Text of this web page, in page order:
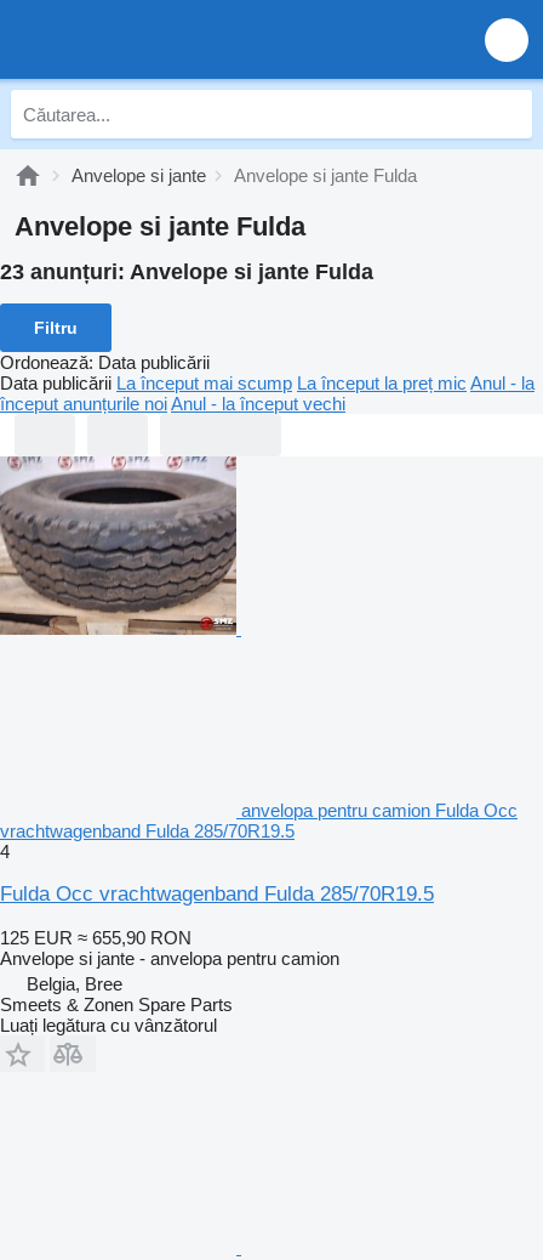
Anvelope si jante Anvelope si jante Fulda
Anvelope si jante Fulda
23 anunțuri: Anvelope si jante Fulda
Filtru
Ordonează: Data publicării
Data publicării La început mai scump La început la preț mic Anul - la
început anunțurile noiAnul - la început vechi
anvelopa pentru camion Fulda Occ
vrachtwagenband Fulda 285/70R19.5
4
Fulda Occ vrachtwagenband Fulda 285/70R19.5
125 EUR ≈ 655,90 RON
Anvelope si jante - anvelopa pentru camion
Belgia, Bree
Smeets & Zonen Spare Parts
Luați legătura cu vânzătorul